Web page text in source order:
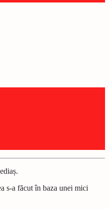
s-a făcut în baza unei mici